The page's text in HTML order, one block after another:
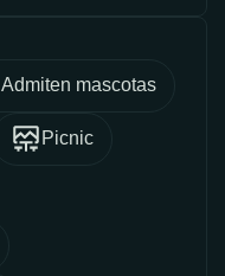
Admiten mascotas
Picnic